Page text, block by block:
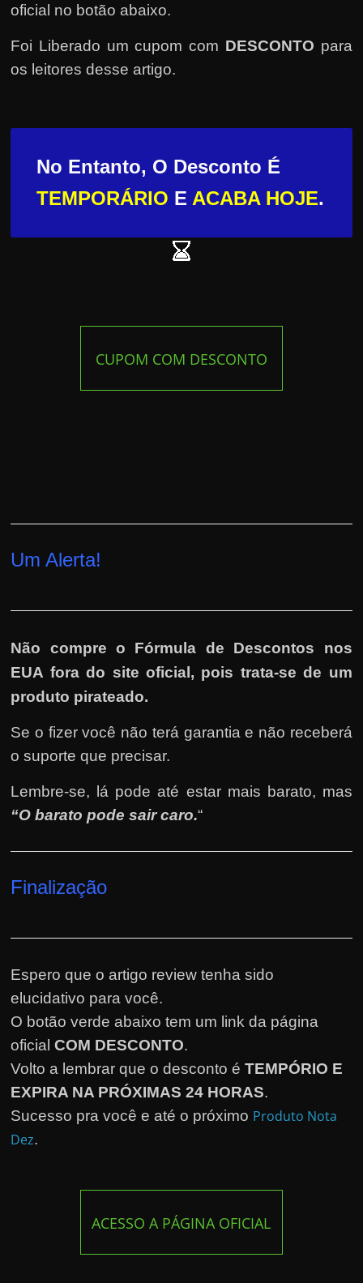
oficial no botão abaixo.
Foi Liberado um cupom com DESCONTO para
os leitores desse artigo.
No Entanto, O Desconto É
TEMPORÁRIO E ACABA HOJE.
CUPOM COM DESCONTO
Um Alerta!
Não compre o Fórmula de Descontos nos
EUA fora do site oficial, pois trata-se de um
produto pirateado.
Se o fizer você não terá garantia e não receberá
o suporte que precisar.
Lembre-se, lá pode até estar mais barato, mas
“O barato pode sair caro.“
Finalização
Espero que o artigo review tenha sido
elucidativo para você.
O botão verde abaixo tem um link da página
oficialCOM DESCONTO.
Volto a lembrar que o desconto éTEMPÓRIO E
EXPIRA NA PRÓXIMAS 24 HORAS.
Sucesso pra você e até o próximo Produto Nota
Dez.
ACESSO A PÁGINA OFICIAL